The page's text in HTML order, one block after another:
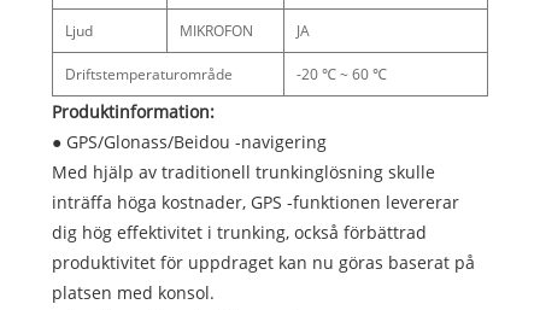
Ljud MIKROFON JA
Driftstemperaturområde -20 ℃ ~ 60 ℃
Produktinformation:
● GPS/Glonass/Beidou -navigering
Med hjälp av traditionell trunkinglösning skulle
inträffa höga kostnader, GPS -funktionen levererar
dig hög effektivitet i trunking, också förbättrad
produktivitet för uppdraget kan nu göras baserat på
platsen med konsol.